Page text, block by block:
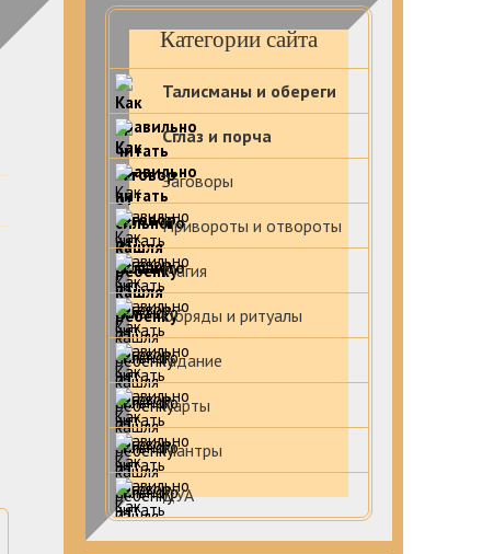
Категории сайта
Талисманы и обереги
Сглаз и порча
Заговоры
Привороты и отвороты
Магия
Обряды и ритуалы
Гадание
Карты
Мантры
ДУА